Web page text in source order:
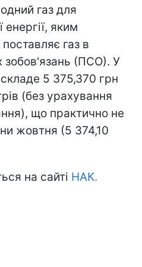
газ для
енергії, яким
газ в
зобов'язань (ПСО). У
складе 5 375,370 грн
(без урахування
що практично не
жовтня (5 374,10
на сайті НАК.